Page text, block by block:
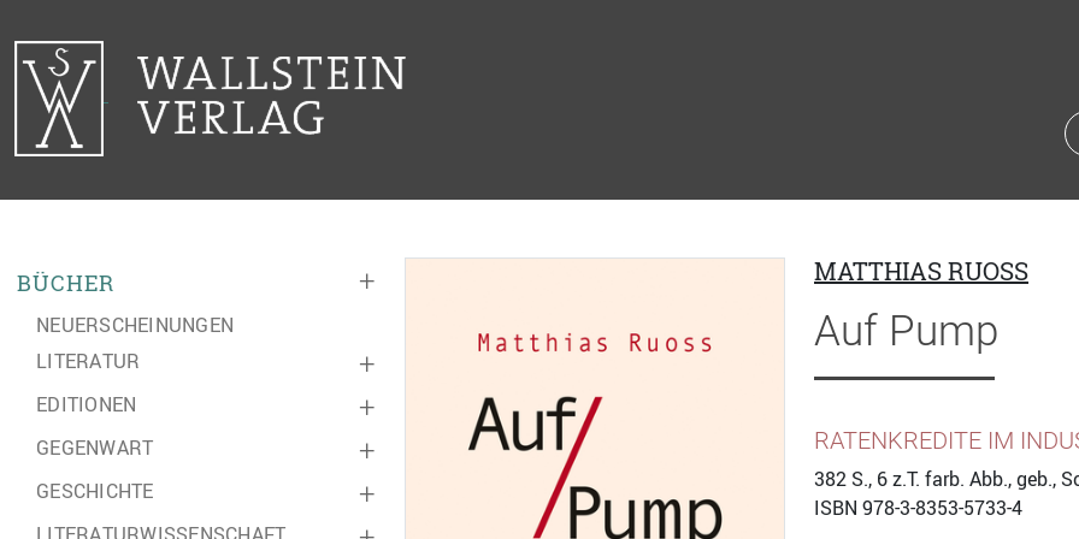
+
BÜCHER
NEUERSCHEINUNGEN
+
LITERATUR
+
EDITIONEN
+
GEGENWART
+
GESCHICHTE
MATTHIAS RUOSS
Auf Pump
RATENKREDITE IM
382 S., 6 z.T. farb. Abb., geb.,
ISBN 978-3-8353-5733-4